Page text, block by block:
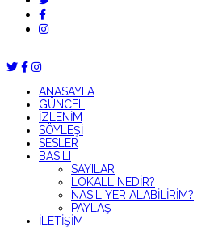
ANASAYFA
GÜNCEL
İZLENİM
SÖYLEŞİ
SESLER
BASILI
SAYILAR
LOKALL NEDİR?
NASIL YER ALABİLİRİM?
PAYLAŞ
İLETİŞİM